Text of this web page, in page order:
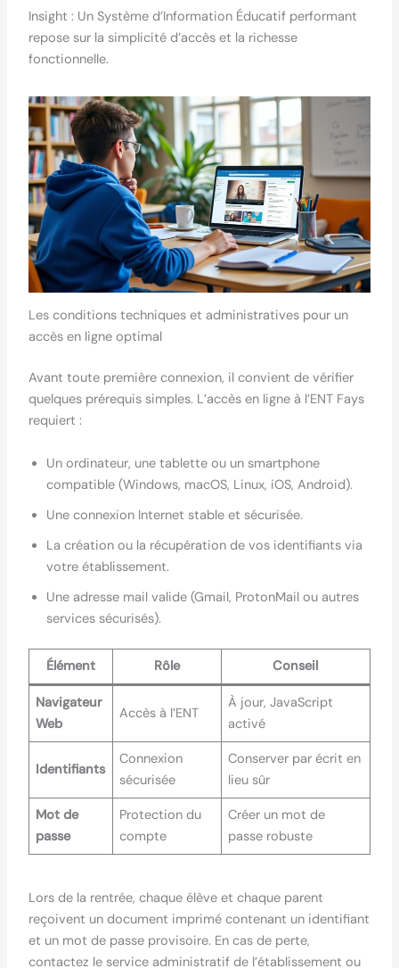
Insight : Un Système d’Information Éducatif performant
repose sur la simplicité d’accès et la richesse
fonctionnelle.
Les conditions techniques et administratives pour un
accès en ligne optimal
Avant toute première connexion, il convient de vérifier
quelques prérequis simples. L’accès en ligne à l’ENT Fays
requiert :
Un ordinateur, une tablette ou un smartphone
compatible (Windows, macOS, Linux, iOS, Android).
Une connexion Internet stable et sécurisée.
La création ou la récupération de vos identifiants via
votre établissement.
Une adresse mail valide (Gmail, ProtonMail ou autres
services sécurisés).
Élément Rôle Conseil
Navigateur
Web
Accès à l’ENT
À jour, JavaScript
activé
Identifiants
Connexion
sécurisée
Conserver par écrit en
lieu sûr
Mot de
passe
Protection du
compte
Créer un mot de
passe robuste
Lors de la rentrée, chaque élève et chaque parent
reçoivent un document imprimé contenant un identifiant
et un mot de passe provisoire. En cas de perte,
contactez le service administratif de l’établissement ou